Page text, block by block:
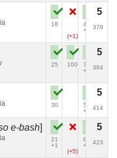
18
(+1)
44
+1
5
379
25 100
71
+1
5
384
30
56
+1
5
414
e-bash]
21
+1
(+5)
82
+3
5
423